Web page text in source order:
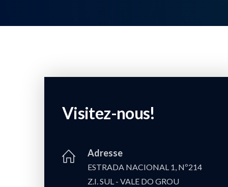
Visitez-nous!
Adresse
ESTRADA NACIONAL 1, Nº214
Z.I. SUL - VALE DO GROU